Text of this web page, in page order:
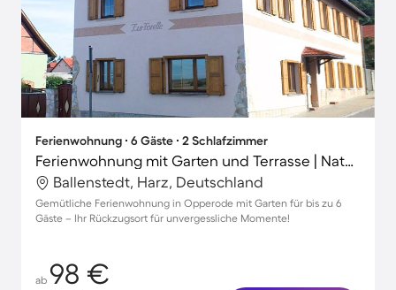
Ferienwohnung ∙ 6 Gäste ∙ 2 Schlafzimmer
Ferienwohnung mit Garten und Terrasse | Naturblick
Ballenstedt, Harz, Deutschland
Gemütliche Ferienwohnung in Opperode mit Garten für bis zu 6
Gäste – Ihr Rückzugsort für unvergessliche Momente!
ab 98 €